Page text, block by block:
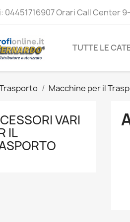
04451716907 Orari Call Center
TUTTE LE
Macchine per il
VARI
IL